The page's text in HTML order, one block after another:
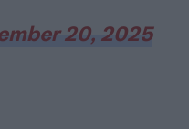
20, 2025